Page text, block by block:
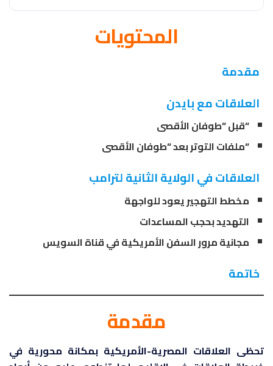
المحتويات
مقدمة
العلاقات مع بايدن
“قبل “طوفان الأقصى
“ملفات التوتر بعد “طوفان الأقصى
العلاقات في الولاية الثانية لترامب
مخطط التهجير يعود للواجهة
التهديد بحجب المساعدات
مجانية مرور السفن الأمريكية في قناة السويس
خاتمة
مقدمة
تحظى العلاقات المصرية-الأمريكية بمكانة محورية في